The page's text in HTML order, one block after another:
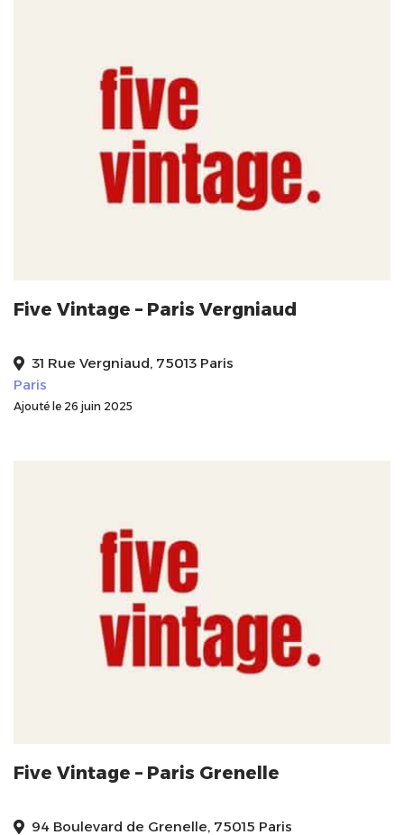
Five Vintage – Paris Vergniaud
31 Rue Vergniaud, 75013 Paris
Paris
Ajouté le 26 juin 2025
Five Vintage – Paris Grenelle
94 Boulevard de Grenelle, 75015 Paris